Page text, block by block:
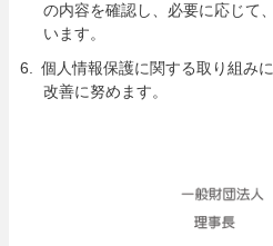
の内容を確認し、必要に応じて
います。
個人情報保護に関する取り組み
改善に努めます。